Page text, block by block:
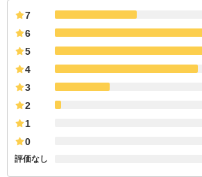
7
6
5
4
3
2
1
0
評価なし